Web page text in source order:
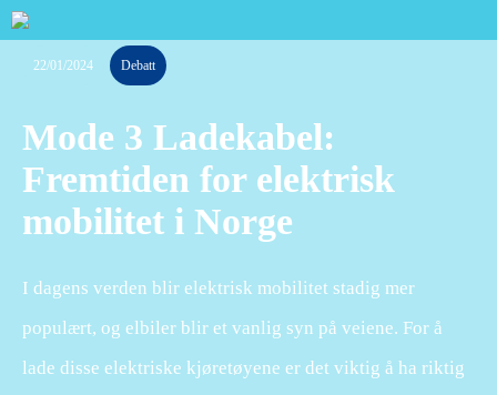
22/01/2024 Debatt
Mode 3 Ladekabel:
Fremtiden for elektrisk
mobilitet i Norge
I dagens verden blir elektrisk mobilitet stadig mer
populært, og elbiler blir et vanlig syn på veiene. For å
lade disse elektriske kjøretøyene er det viktig å ha riktig